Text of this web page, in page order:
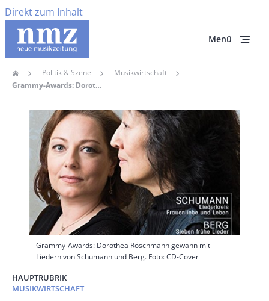
Direkt zum Inhalt
Menü
Pfadnavigation
Home Politik & Szene
Musikwirtschaft
Grammy-Awards: Dorothea Röschmann Gewann Mit Liedern Von Schumann Und Berg
Hauptbild
Grammy-Awards: Dorothea Röschmann gewann mit
Liedern von Schumann und Berg. Foto: CD-Cover
HAUPTRUBRIK
MUSIKWIRTSCHAFT